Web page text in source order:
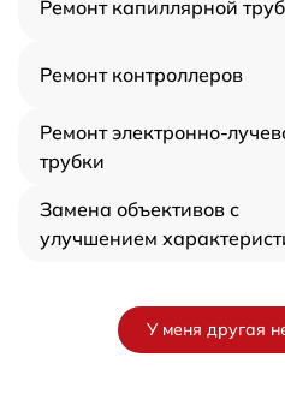
Ремонт капиллярной
Ремонт контроллеров
Ремонт электронно-
трубки
Замена объективов с
улучшением
У меня другая